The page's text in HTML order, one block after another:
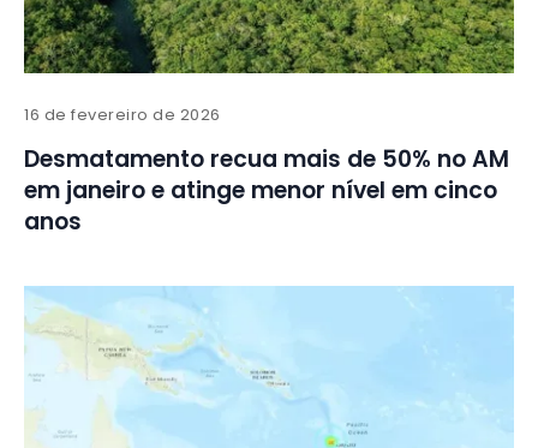
16 de fevereiro de 2026
Desmatamento recua mais de 50% no AM
em janeiro e atinge menor nível em cinco
anos